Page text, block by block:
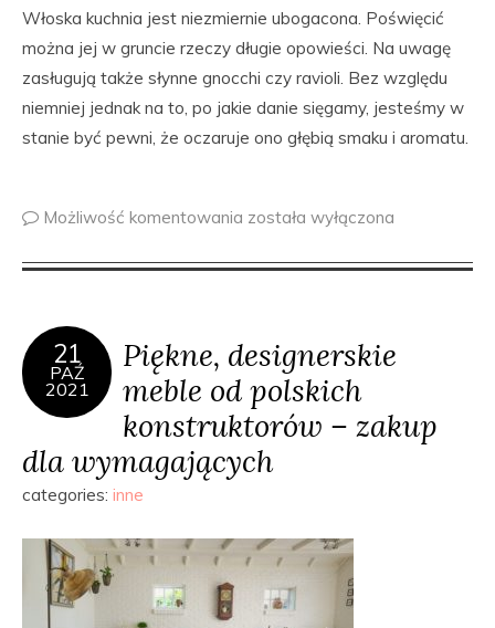
Włoska kuchnia jest niezmiernie ubogacona. Poświęcić
można jej w gruncie rzeczy długie opowieści. Na uwagę
zasługują także słynne gnocchi czy ravioli. Bez względu
niemniej jednak na to, po jakie danie sięgamy, jesteśmy w
stanie być pewni, że oczaruje ono głębią smaku i aromatu.
Możliwość komentowania została wyłączona
21
PAŹ
2021
Piękne, designerskie
meble od polskich
konstruktorów – zakup
dla wymagających
categories: inne